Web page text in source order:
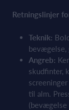
Retningslinjer
Teknik:
bevægelse,
Angreb:
skudfinter,
til alm.
(bevægelse